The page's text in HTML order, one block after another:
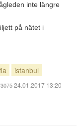
inte längre
på nätet i
istanbul
24.01.2017 13:20